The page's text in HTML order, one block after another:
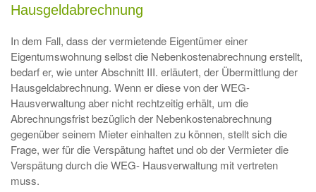
Hausgeldabrechnung
In dem Fall, dass der vermietende Eigentümer einer
Eigentumswohnung selbst die Nebenkostenabrechnung erstellt,
bedarf er, wie unter Abschnitt III. erläutert, der Übermittlung der
Hausgeldabrechnung. Wenn er diese von der WEG-
Hausverwaltung aber nicht rechtzeitig erhält, um die
Abrechnungsfrist bezüglich der Nebenkostenabrechnung
gegenüber seinem Mieter einhalten zu können, stellt sich die
Frage, wer für die Verspätung haftet und ob der Vermieter die
Verspätung durch die WEG- Hausverwaltung mit vertreten
muss.